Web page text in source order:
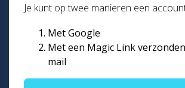
Je kunt op twee manieren een
Met Google
Met een Magic Link
mail